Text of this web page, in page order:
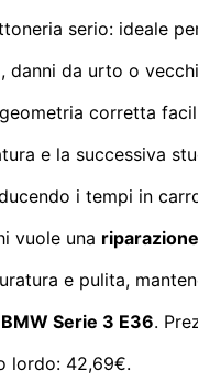
serio: ideale
danni da urto o
corretta
e la successiva
i tempi in
vuole una
e pulita,
BMW Serie 3 E36.
lordo: 42,69€.